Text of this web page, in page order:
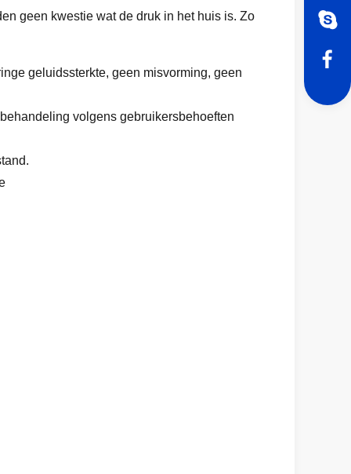
geen kwestie wat de druk in het huis is. Zo
geluidssterkte, geen misvorming, geen
volgens gebruikersbehoeften